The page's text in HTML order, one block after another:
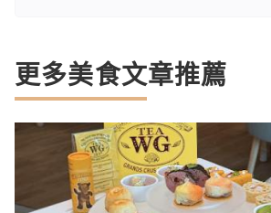
更多美食文章推薦